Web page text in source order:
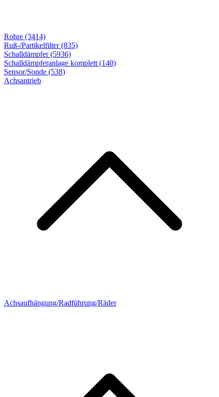
Rohre (3414)
Ruß-/Partikelfilter (835)
Schalldämpfer (5936)
Schalldämpferanlage komplett (140)
Sensor/Sonde (538)
Achsantrieb
Achsaufhängung/Radführung/Räder